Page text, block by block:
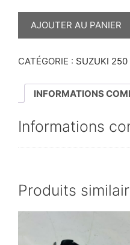
QUANTITÉ
2011
AJOUTER AU PANIER
CATÉGORIE : SUZUKI 250
INFORMATIONS
Informations
Produits